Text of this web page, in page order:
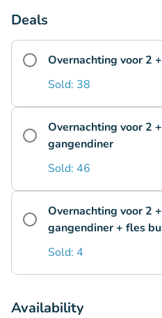
Deals
Overnachting voor 2
Sold: 38
Overnachting voor 2
gangendiner
Sold: 46
Overnachting voor 2
gangendiner + fles
Sold: 4
Availability